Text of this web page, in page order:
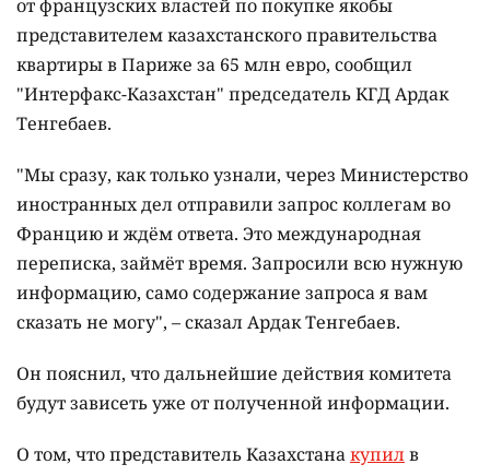
от французских властей по покупке якобы
представителем казахстанского правительства
квартиры в Париже за 65 млн евро, сообщил
"Интерфакс-Казахстан" председатель КГД Ардак
Тенгебаев.
"Мы сразу, как только узнали, через Министерство
иностранных дел отправили запрос коллегам во
Францию и ждём ответа. Это международная
переписка, займёт время. Запросили всю нужную
информацию, само содержание запроса я вам
сказать не могу", – сказал Ардак Тенгебаев.
Он пояснил, что дальнейшие действия комитета
будут зависеть уже от полученной информации.
О том, что представитель Казахстанакупилв